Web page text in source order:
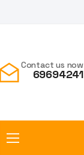
Contact us now
69694241